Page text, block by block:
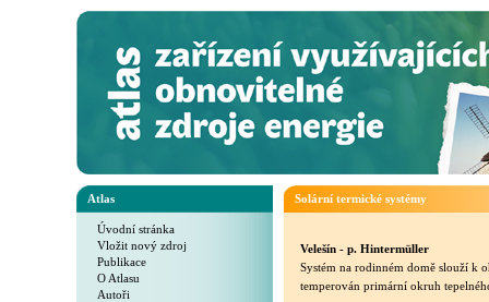
Atlas
Úvodní stránka
Vložit nový zdroj
Publikace
O Atlasu
Autoři
Solární termické systémy
Velešín - p. Hintermüller
Systém na rodinném domě slouží k
temperován primární okruh